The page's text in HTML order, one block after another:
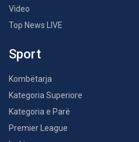
Video
Top News LIVE
Sport
Kombëtarja
Kategoria Superiore
Kategoria e Parë
Premier League